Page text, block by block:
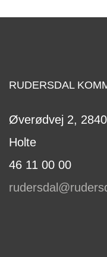
RUDERSDAL
Øverødvej 2, 2840
Holte
46 11 00 00